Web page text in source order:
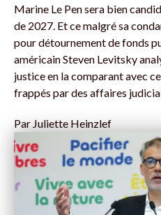
Marine Le Pen sera bien
de 2027. Et ce malgré sa
pour détournement de fonds
américain Steven Levitsky
justice en la comparant avec
frappés par des affaires
Par Juliette Heinzlef